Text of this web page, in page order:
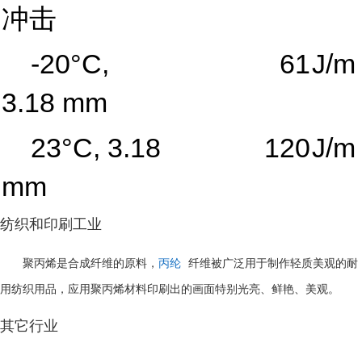
冲击
-20°C,
3.18 mm
61J/m
23°C, 3.18
mm
120J/m
纺织和印刷工业
聚丙烯是合成纤维的原料， 丙纶 纤维被广泛用于制作轻质美观的耐
用纺织用品，应用聚丙烯材料印刷出的画面特别光亮、鲜艳、美观。
其它行业